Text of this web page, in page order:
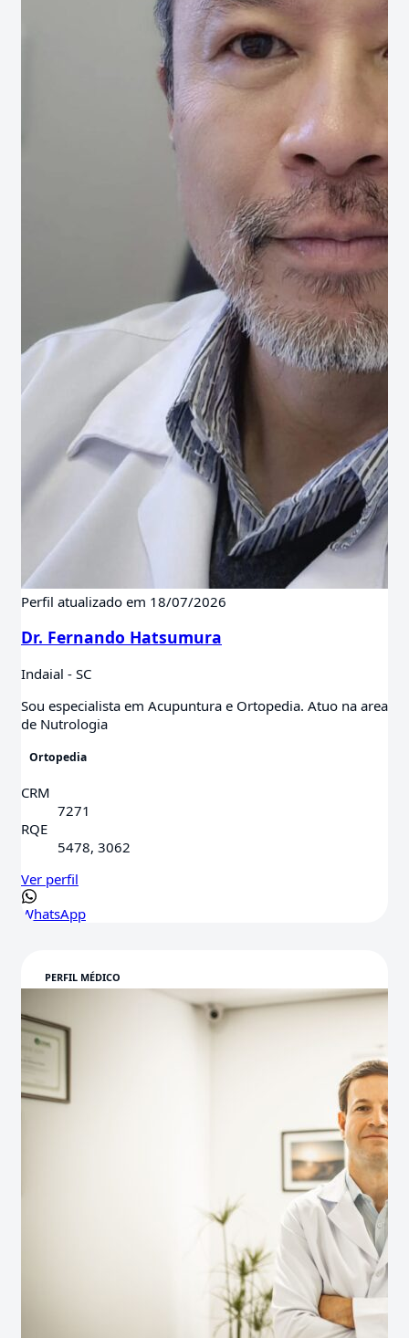
Perfil atualizado em 18/07/2026
Dr. Fernando Hatsumura
Indaial - SC
Sou especialista em Acupuntura e Ortopedia. Atuo na area
de Nutrologia
Ortopedia
CRM
7271
RQE
5478, 3062
Ver perfil
WhatsApp